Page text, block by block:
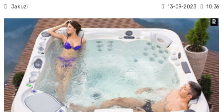
Jakuzi 13-09-2023 10:36